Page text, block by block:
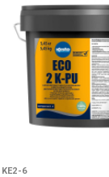
KE2-6